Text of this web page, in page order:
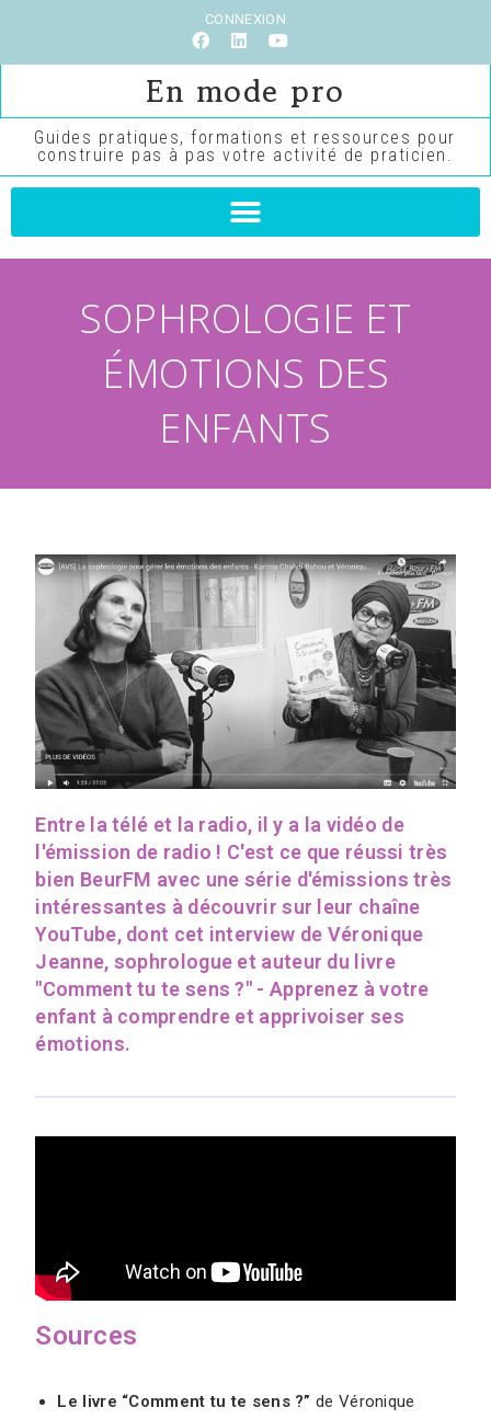
CONNEXION
En mode pro
Guides pratiques, formations et ressources pour
construire pas à pas votre activité de praticien.
SOPHROLOGIE ET
ÉMOTIONS DES
ENFANTS
Entre la télé et la radio, il y a la vidéo de
l'émission de radio ! C'est ce que réussi très
bien BeurFM avec une série d'émissions très
intéressantes à découvrir sur leur chaîne
YouTube, dont cet interview de Véronique
Jeanne, sophrologue et auteur du livre
"Comment tu te sens ?" - Apprenez à votre
enfant à comprendre et apprivoiser ses
émotions.
Sources
Le livre “Comment tu te sens ?” de Véronique